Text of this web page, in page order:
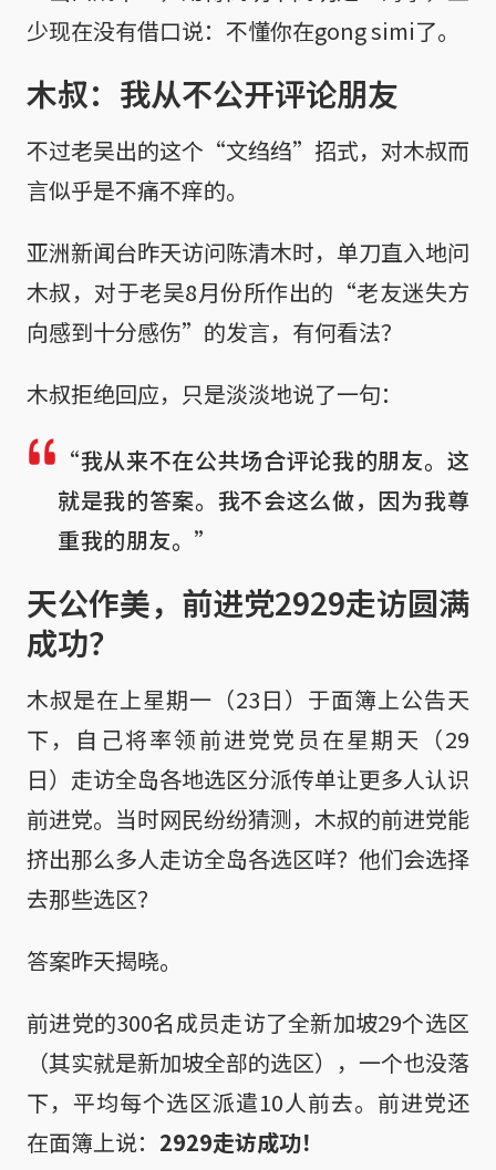
少现在没有借口说：不懂你在gong simi了。
木叔：我从不公开评论朋友
不过老吴出的这个“文绉绉”招式，对木叔而
言似乎是不痛不痒的。
亚洲新闻台昨天访问陈清木时，单刀直入地问
木叔，对于老吴8月份所作出的“老友迷失方
向感到十分感伤”的发言，有何看法？
木叔拒绝回应，只是淡淡地说了一句：
“我从来不在公共场合评论我的朋友。这
就是我的答案。我不会这么做，因为我尊
重我的朋友。”
天公作美，前进党2929走访圆满
成功？
木叔是在上星期一（23日）于面簿上公告天
下，自己将率领前进党党员在星期天（29
日）走访全岛各地选区分派传单让更多人认识
前进党。当时网民纷纷猜测，木叔的前进党能
挤出那么多人走访全岛各选区咩？他们会选择
去那些选区？
答案昨天揭晓。
前进党的300名成员走访了全新加坡29个选区
（其实就是新加坡全部的选区），一个也没落
下，平均每个选区派遣10人前去。前进党还
在面簿上说： 2929走访成功！